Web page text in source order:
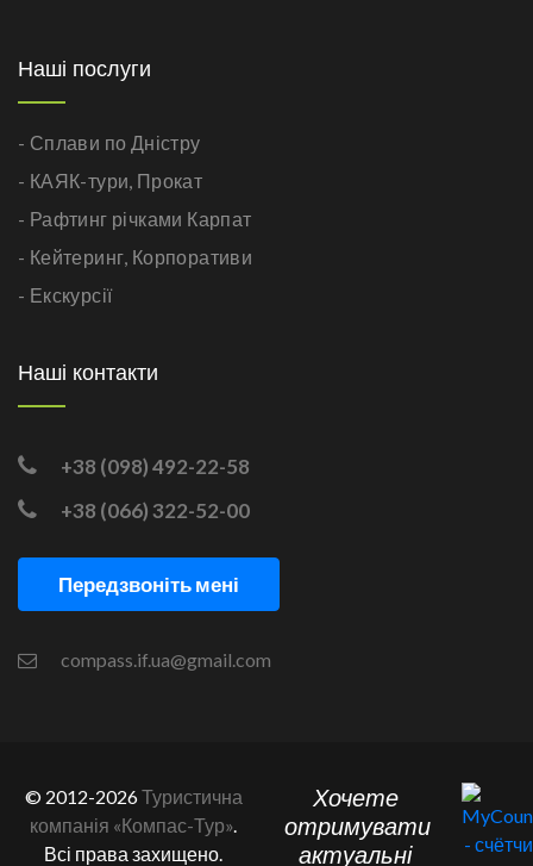
Наші послуги
- Сплави по Дністру
- КАЯК-тури, Прокат
- Рафтинг річками Карпат
- Кейтеринг, Корпоративи
- Екскурсії
Наші контакти
+38 (098) 492-22-58
+38 (066) 322-52-00
Передзвоніть мені
compass.if.ua@gmail.com
© 2012-2026Туристична
компанія «Компас-Тур».
Всі права захищено.
Хочете
отримувати
актуальні